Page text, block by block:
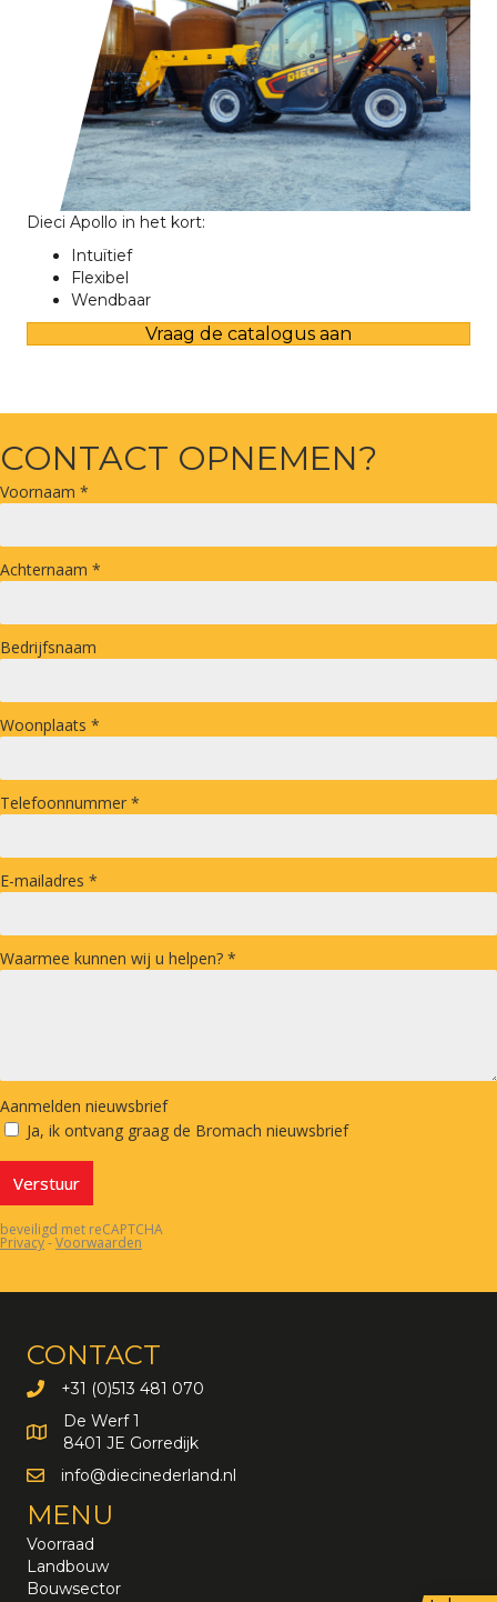
Dieci Apollo in het kort:
Intuïtief
Flexibel
Wendbaar
Vraag de catalogus aan
CONTACT OPNEMEN?
CONTACT
+31 (0)513 481 070
De Werf 1
8401 JE Gorredijk
info@diecinederland.nl
info@diecinederland.nl
MENU
Voorraad
Landbouw
Bouwsector